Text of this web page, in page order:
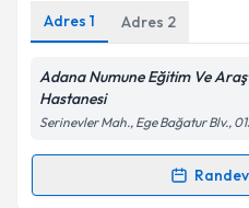
Kişisel verilerimin
Metni'ni okudum ve
kapsamda
Adres 1 Adres 2
Adana Numune Eğitim Ve
Hastanesi
Serinevler Mah., Ege Bağatur Blv.,
Randevu Takvimi